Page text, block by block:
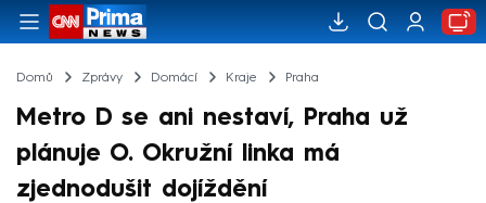
Domů Zprávy Domácí Kraje Praha
Metro D se ani nestaví, Praha už
plánuje O. Okružní linka má
zjednodušit dojíždění